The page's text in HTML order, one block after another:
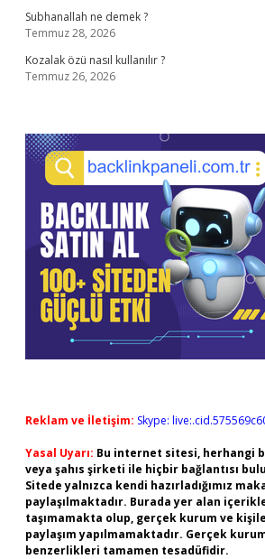
Subhanallah ne demek ?
Temmuz 28, 2026
Kozalak özü nasıl kullanılır ?
Temmuz 26, 2026
Reklam ve İletişim: Skype:
Yasal Uyarı: Bu internet sitesi, herhangi
veya şahıs şirketi ile hiçbir bağlantısı
Sitede yalnızca kendi hazırladığımız
paylaşılmaktadır. Burada yer alan
taşımamakta olup, gerçek kurum ve
paylaşım yapılmamaktadır. Gerçek
benzerlikleri tamamen tesadüfidir.